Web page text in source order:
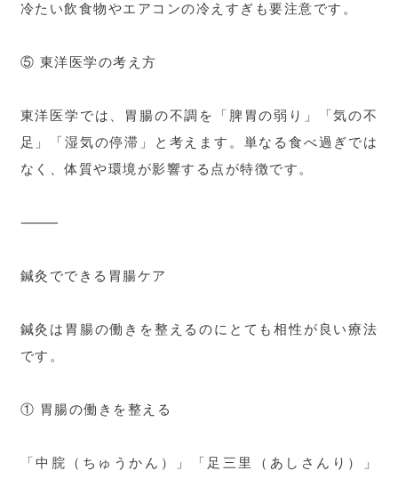
冷たい飲食物やエアコンの冷えすぎも要注意です。
⑤ 東洋医学の考え方
東洋医学では、胃腸の不調を「脾胃の弱り」「気の不
足」「湿気の停滞」と考えます。単なる食べ過ぎでは
なく、体質や環境が影響する点が特徴です。
⸻
鍼灸でできる胃腸ケア
鍼灸は胃腸の働きを整えるのにとても相性が良い療法
です。
① 胃腸の働きを整える
「中脘（ちゅうかん）」「足三里（あしさんり）」